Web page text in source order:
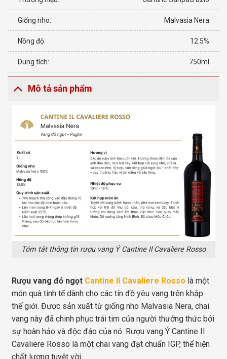
Giống nho: Malvasia Nera
Nồng độ: 12.5%
Dung tích: 750ml
Mô tả sản phẩm
Tóm tắt thông tin rượu vang Ý Cantine Il Cavaliere Rosso
Rượu vang đỏ ngọt Cantine Il Cavaliere Rosso là một
món quà tinh tế dành cho các tín đồ yêu vang trên khắp
thế giới. Được sản xuất từ giống nho Malvasia Nera, chai
vang này đã chinh phục trái tim của người thưởng thức bởi
sự hoàn hảo và độc đáo của nó. Rượu vang Ý Cantine Il
Cavaliere Rosso là một chai vang đạt chuẩn IGP, thể hiện
chất lượng tuyệt vời.